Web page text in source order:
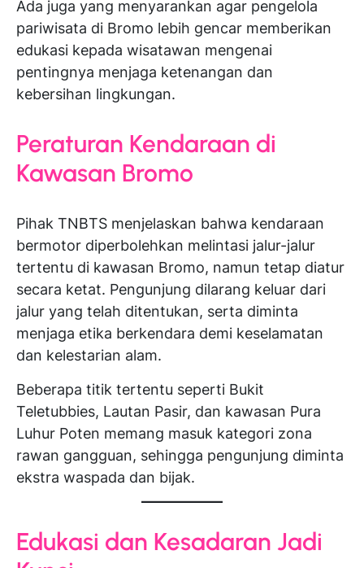
Ada juga yang menyarankan agar pengelola
pariwisata di Bromo lebih gencar memberikan
edukasi kepada wisatawan mengenai
pentingnya menjaga ketenangan dan
kebersihan lingkungan.
Peraturan Kendaraan di
Kawasan Bromo
Pihak TNBTS menjelaskan bahwa kendaraan
bermotor diperbolehkan melintasi jalur-jalur
tertentu di kawasan Bromo, namun tetap diatur
secara ketat. Pengunjung dilarang keluar dari
jalur yang telah ditentukan, serta diminta
menjaga etika berkendara demi keselamatan
dan kelestarian alam.
Beberapa titik tertentu seperti Bukit
Teletubbies, Lautan Pasir, dan kawasan Pura
Luhur Poten memang masuk kategori zona
rawan gangguan, sehingga pengunjung diminta
ekstra waspada dan bijak.
Edukasi dan Kesadaran Jadi